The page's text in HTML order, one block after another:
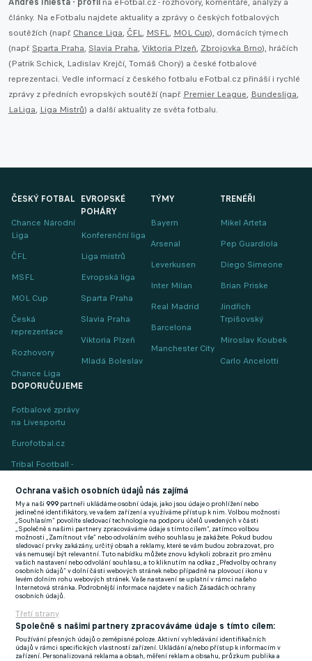
Andres Iniesta - profil na eFotbal.cz - rozhovory, komentáře, analýzy a
články. Na eFotbalu najdete aktuality a zprávy o českých fotbalových
soutěžích (např. Chance Liga, ČFL, MSFL, MOL Cup), domácích týmech
(např. Sparta Praha, Slavia Praha, Viktoria Plzeň, Zbrojovka Brno), hráčích
(Patrik Schick, Ladislav Krejčí, Tomáš Chorý) a české fotbalové
reprezentaci. Vedle informací z českého fotbalu eFotbal.cz přináší i rychlé
zprávy z předních evropských soutěží (např. Premier League, Bundesliga,
LaLiga, Liga Mistrů) a další aktuality ze světa fotbalu.
ČESKÝ FOTBAL
Chance Národní
Liga
ČFL
MSFL
MOL Cup
Česká
reprezentace
Rozhovory
Chance Liga
EVROPSKÉ
POHÁRY
Konferenční liga
Liga mistrů
Evropská liga
Sparta Praha
Slavia Praha
Viktoria Plzeň
Mladá Boleslav
TÝMY
Bayern
Arsenal
Leverkusen
Inter Milan
Real Madrid
Barcelona
Manchester City
TRENÉŘI
Mikel Arteta
Pep Guardiola
Diego Simeone
Brian Priske
Jindřich
Trpišovský
Miroslav Koubek
Carlo Ancelotti
DOPORUČUJEME
Fotbalové zprávy
na Livesportu
Eurofotbal.cz
Tribal Football -
(EN)
FlashFutbal (SK)
Tenisportal.cz
Tenisové zprávy
na Livesportu
Podmínky užití GDPR a žurnalistika
Ochrana vašich osobních údajů nás zajímá
My a naši999 partneři ukládáme osobní údaje, jako jsou údaje o prohlížení nebo
jedinečné identifikátory, ve vašem zařízení a využíváme přístup k nim. Volbou možnosti
„Souhlasím“ povolíte sledovací technologie na podporu účelů uvedených v části
„Společně s našimi partnery zpracováváme údaje s tímto cílem“, zatímco volbou
možnosti „Zamítnout vše“ nebo odvoláním svého souhlasu je zakážete. Pokud budou
sledovací prvky zakázány, určitý obsah a reklamy, které se vám budou zobrazovat, pro
vás nemusejí být relevantní. Tuto nabídku můžete znovu kdykoli zobrazit pro změnu
vašich nastavení nebo odvolání souhlasu, a to kliknutím na odkaz „Předvolby ochrany
osobních údajů“ v dolní části webových stránek nebo případně na plovoucí ikonu v
levém dolním rohu webových stránek. Vaše nastavení se uplatní v rámci našeho
Internetová stránka. Podrobnější informace najdete v našich Zásadách ochrany
osobních údajů.
Třetí strany
Společně s našimi partnery zpracováváme údaje s tímto cílem:
Používání přesných údajů o zeměpisné poloze. Aktivní vyhledávání identifikačních
údajů v rámci specifických vlastností zařízení. Ukládání a/nebo přístup k informacím v
zařízení. Personalizovaná reklama a obsah, měření reklam a obsahu, průzkum publika a